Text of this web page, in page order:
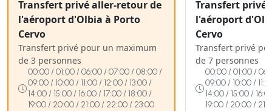
Transfert privé aller-retour de
l'aéroport d'Olbia à Porto
Cervo
Transfert privé pour un maximum
de 3 personnes
00:00 / 01:00 / 06:00 / 07:00 / 08:00 /
09:00 / 10:00 / 11:00 / 12:00 / 13:00 /
14:00 / 15:00 / 16:00 / 17:00 / 18:00 /
19:00 / 20:00 / 21:00 / 22:00 / 23:00
Transfert privé
l'aéroport
Cervo
Transfert privé
de 7 personnes
00:00 / 01:00 /
09:00 / 10:00 /
14:00 / 15:00 /
19:00 / 20:00 /